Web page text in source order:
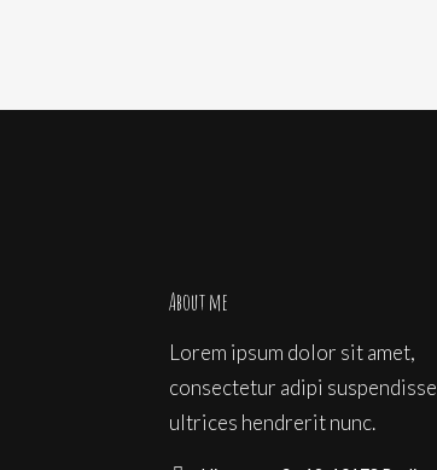
About me
Lorem ipsum dolor sit amet,
consectetur adipi suspendisse
ultrices hendrerit nunc.